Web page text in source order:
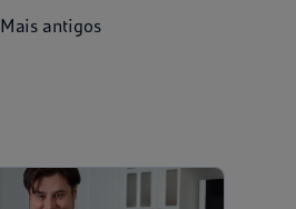
Mais antigos